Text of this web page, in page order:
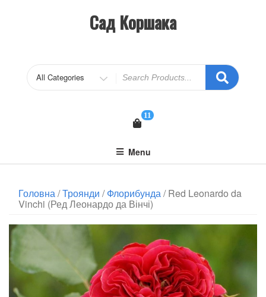
Сад Коршака
11
Menu
Головна/Троянди /Флорибунда/ Red Leonardo da
Vinchi (Ред Леонардо да Вінчі)